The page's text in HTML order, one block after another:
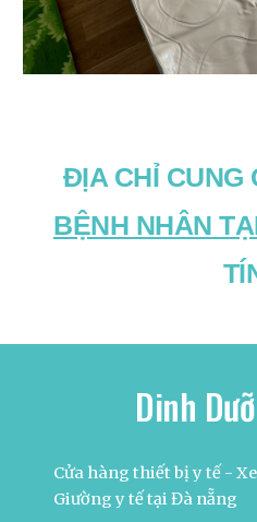
ĐỊA CHỈ CUNG
BỆNH NHÂN
Dinh
Cửa hàng thiết bị y tế -
Giường y tế tại Đà nẵng